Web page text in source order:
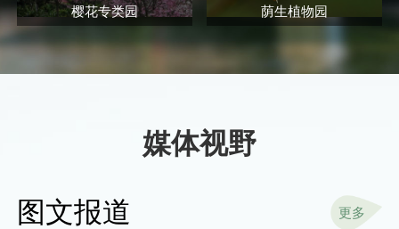
樱花专类园 荫生植物园
媒体视野
图文报道 更多